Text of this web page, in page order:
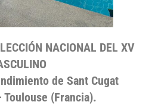
NACIONAL DEL XV
de Sant Cugat
Toulouse (Francia).